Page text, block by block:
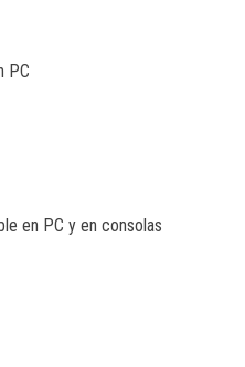
PC
en PC y en consolas